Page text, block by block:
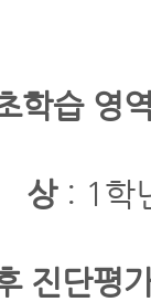
학습 영
상: 1학
진단평